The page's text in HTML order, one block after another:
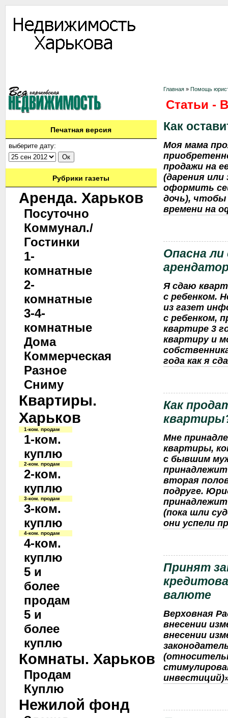
Печатная версия
выберите дату:
Рубрики газеты
Аренда. Харьков
Посуточно
Коммунал./
Гостинки
1-
комнатные
2-
комнатные
3-4-
комнатные
Дома
Коммерческая
Разное
Сниму
Квартиры.
Харьков
1-ком. продам
1-ком.
куплю
2-ком. продам
2-ком.
куплю
3-ком. продам
3-ком.
куплю
4-ком. продам
4-ком.
куплю
5 и
более
продам
5 и
более
куплю
Комнаты. Харьков
Продам
Куплю
Нежилой фонд
Главная » Помощь
Статьи -
Как
Моя мама
продажи на
(дарения или
оформить
дочь),
времени на
Опасна ли
Я сдаю
с ребенком.
из газет
с ребенком,
квартире 3
квартиру и
года как я
Как
Мне
квартиры,
с бывшим
вторая
подруге.
принадлежит
(пока шли
они успели
Принят
валюте
Верховная
внесении
внесении